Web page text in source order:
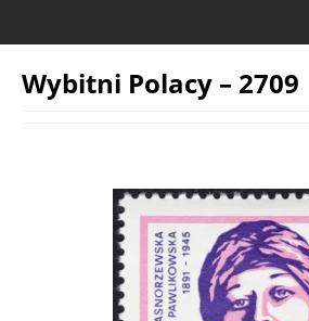
Wybitni Polacy – 2709